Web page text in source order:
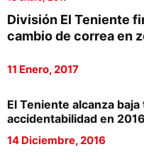
Proveedores
Canal Digital
Columnas de Opinión
Designaciones
División El Teniente
cambio de correa en
11 Enero, 2017
El Teniente alcanza
accidentabilidad en 2016
14 Diciembre, 2016